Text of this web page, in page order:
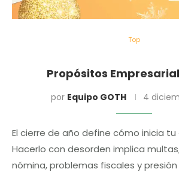
Top
Propósitos
por Equipo GOTH 4
El cierre de año define cómo inicia tu
Hacerlo con desorden implica
nómina, problemas fiscales y